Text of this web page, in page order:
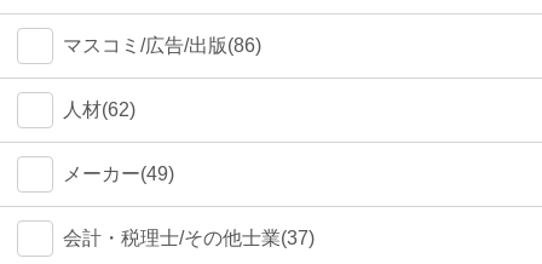
マスコミ/広告/出版(86)
人材(62)
メーカー(49)
会計・税理士/その他士業(37)